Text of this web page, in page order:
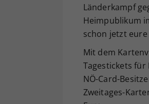
Länderkampf
Heimpublikum
schon jetzt
Mit dem
Tagestickets
NÖ-Card-
Zweitages-